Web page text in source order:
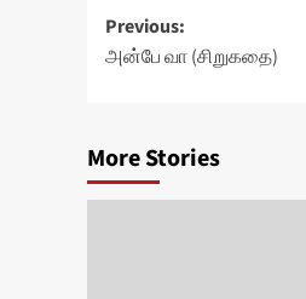
Post
navigation
Previous:
அன்பே வா (சிறுகதை)
More Stories